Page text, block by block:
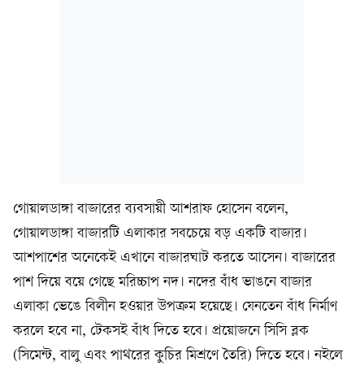
গোয়ালডাঙ্গা বাজারের ব্যবসায়ী আশরাফ হোসেন বলেন,
গোয়ালডাঙ্গা বাজারটি এলাকার সবচেয়ে বড় একটি বাজার।
আশপাশের অনেকেই এখানে বাজারঘাট করতে আসেন। বাজারের
পাশ দিয়ে বয়ে গেছে মরিচ্চাপ নদ। নদের বাঁধ ভাঙনে বাজার
এলাকা ভেঙে বিলীন হওয়ার উপক্রম হয়েছে। যেনতেন বাঁধ নির্মাণ
করলে হবে না, টেকসই বাঁধ দিতে হবে। প্রয়োজনে সিসি ব্লক
(সিমেন্ট, বালু এবং পাথরের কুচির মিশ্রণে তৈরি) দিতে হবে। নইলে